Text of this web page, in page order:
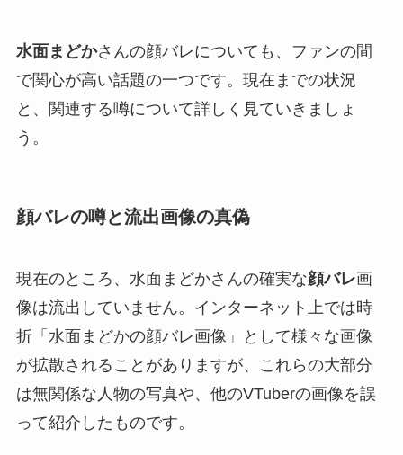
水面まどかさんの顔バレについても、ファンの間
で関心が高い話題の一つです。現在までの状況
と、関連する噂について詳しく見ていきましょ
う。
顔バレの噂と流出画像の真偽
現在のところ、水面まどかさんの確実な顔バレ画
像は流出していません。インターネット上では時
折「水面まどかの顔バレ画像」として様々な画像
が拡散されることがありますが、これらの大部分
は無関係な人物の写真や、他のVTuberの画像を誤
って紹介したものです。